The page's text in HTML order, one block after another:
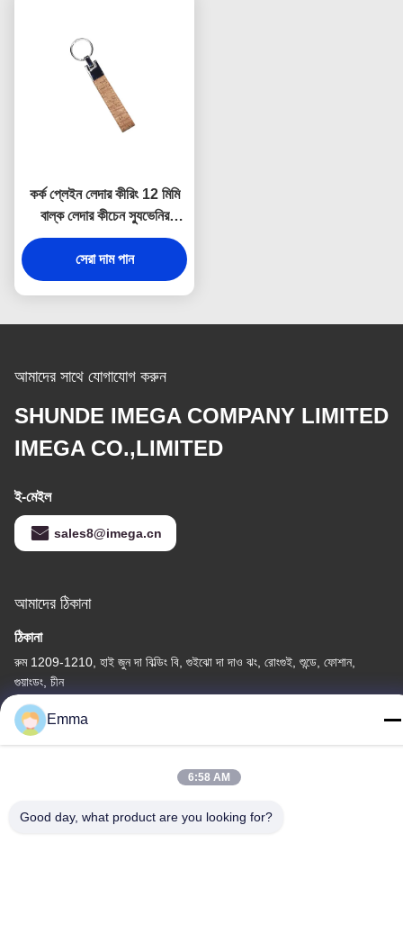
কর্ক প্লেইন লেদার কীরিং 12 মিমি
বাল্ক লেদার কীচেন স্যুভেনির
বিজ্ঞাপন উপহার
সেরা দাম পান
আমাদের সাথে যোগাযোগ করুন
SHUNDE IMEGA COMPANY LIMITED
IMEGA CO.,LIMITED
ই-মেইল
sales8@imega.cn
আমাদের ঠিকানা
ঠিকানা
রুম 1209-1210, হাই জুন দা বিল্ডিং বি, গুইঝো দা দাও ঝং, রোংগুই, শুন্ডে, ফোশান,
গুয়াংডং, চীন
টেল
86-15816904632
Emma
6:58 AM
Good day, what product are you looking for?